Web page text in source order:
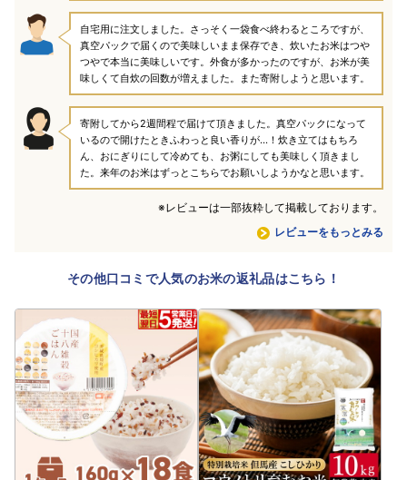
レビューをもっとみる
自宅用に注文しました。さっそく一袋食べ終わるところですが、
真空パックで届くので美味しいまま保存でき、炊いたお米はつや
つやで本当に美味しいです。外食が多かったのですが、お米が美
味しくて自炊の回数が増えました。また寄附しようと思います。
寄附してから2週間程で届けて頂きました。真空パックになって
いるので開けたときふわっと良い香りが…！炊き立てはもちろ
ん、おにぎりにして冷めても、お粥にしても美味しく頂きまし
た。来年のお米はずっとこちらでお願いしようかなと思います。
※レビューは一部抜粋して掲載しております。
その他口コミで人気のお米の返礼品はこちら！